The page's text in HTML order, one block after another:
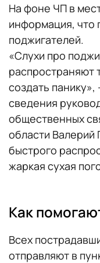
На фоне ЧП в
информация, что
поджигателей.
«Слухи про
распространяют
создать панику»,
сведения
общественных
области Валерий
быстрого
жаркая сухая
Как
Всех
отправляют в